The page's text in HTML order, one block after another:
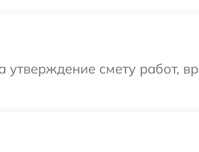
смету работ,